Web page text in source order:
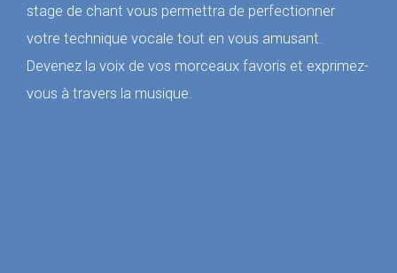
stage de chant vous permettra de perfectionner
votre technique vocale tout en vous amusant.
Devenez la voix de vos morceaux favoris et exprimez-
vous à travers la musique.